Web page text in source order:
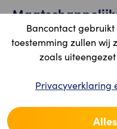
Bancontact
toestemming zullen wij
zoals
Privacyverklaring
Land